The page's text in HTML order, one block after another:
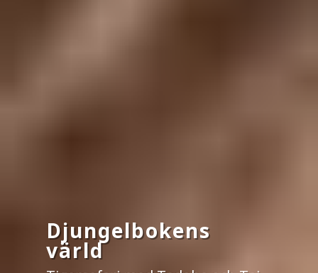
Djungelbokens
värld